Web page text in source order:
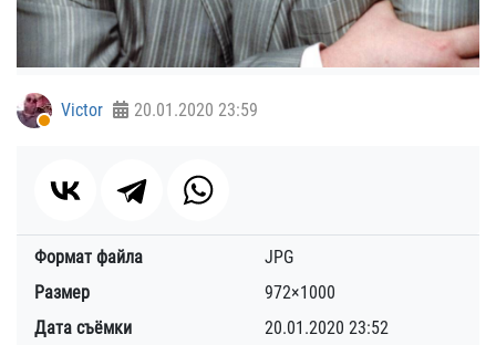
Victor 20.01.2020 23:59
Формат файла
JPG
Размер
972×1000
Дата съёмки
20.01.2020 23:52